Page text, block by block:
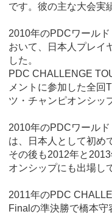
です。彼の主な大会実
2010年のPDCワール
おいて、日本人プレイ
した。
PDC CHALLENGE
メントに参加した全回
ツ・チャンピオンシッ
2010年のPDCワール
は、日本人として初め
その後も2012年と
オンシップにも出場し
2011年のPDC
Finalの準決勝で橋本守